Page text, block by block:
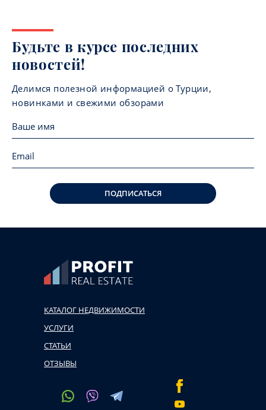
Будьте в курсе последних
новостей!
Делимся полезной информацией о Турции,
новинками и свежими обзорами
ПОДПИСАТЬСЯ
КАТАЛОГ НЕДВИЖИМОСТИ
УСЛУГИ
СТАТЬИ
ОТЗЫВЫ